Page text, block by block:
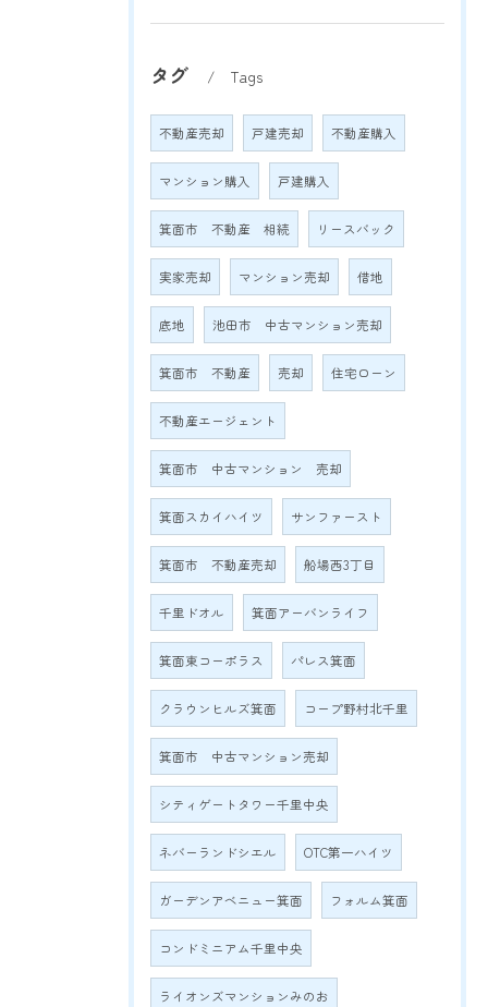
タグ Tags
不動産売却 戸建売却 不動産購入
マンション購入 戸建購入
箕面市 不動産 相続 リースバック
実家売却 マンション売却 借地
底地 池田市 中古マンション売却
箕面市 不動産 売却 住宅ローン
不動産エージェント
箕面市 中古マンション 売却
箕面スカイハイツ サンファースト
箕面市 不動産売却 船場西3丁目
千里ドオル 箕面アーバンライフ
箕面東コーポラス パレス箕面
クラウンヒルズ箕面 コープ野村北千里
箕面市 中古マンション売却
シティゲートタワー千里中央
ネバーランドシエル OTC第一ハイツ
ガーデンアベニュー箕面 フォルム箕面
コンドミニアム千里中央
ライオンズマンションみのお